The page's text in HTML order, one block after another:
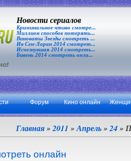
Новости сериалов
Криминальное чтиво смотре...
Миллион способов потерять...
Виноваты Звезды смотреть ...
Ив Сен-Лоран 2014 смотрет...
Исчезнувшая 2014 смотреть...
Бивень 2014 смотреть онла...
Форум Кино онлайн
Главная»2011 » Апрель » 24»
онлайн